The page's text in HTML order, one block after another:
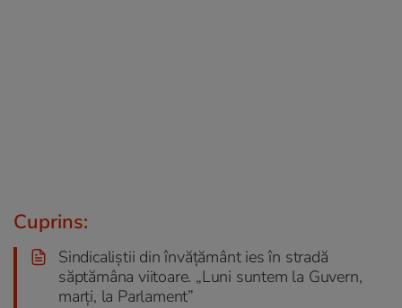
Cuprins:
Sindicaliștii din învățământ ies în stradă
săptămâna viitoare. „Luni suntem la Guvern,
marți, la Parlament”